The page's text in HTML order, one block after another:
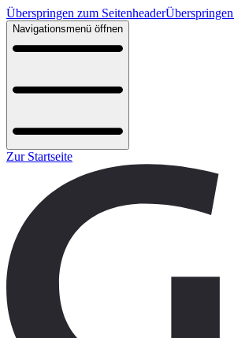
Überspringen zum Seitenheader
Navigationsmenü öffnen
Zur Startseite